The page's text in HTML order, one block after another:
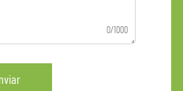
0/1000